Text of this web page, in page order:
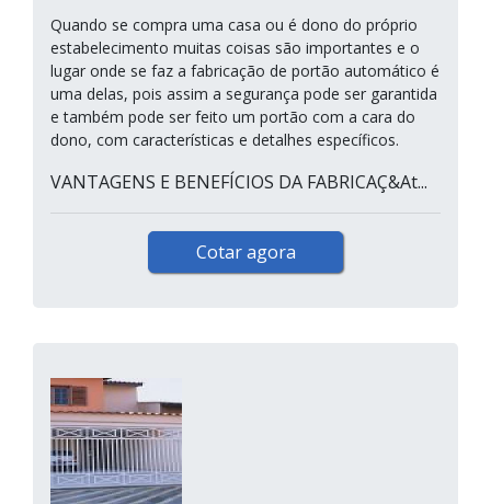
Quando se compra uma casa ou é dono do próprio
estabelecimento muitas coisas são importantes e o
lugar onde se faz a fabricação de portão automático é
uma delas, pois assim a segurança pode ser garantida
e também pode ser feito um portão com a cara do
dono, com características e detalhes específicos.
VANTAGENS E BENEFÍCIOS DA FABRICAÇ&At...
Cotar agora